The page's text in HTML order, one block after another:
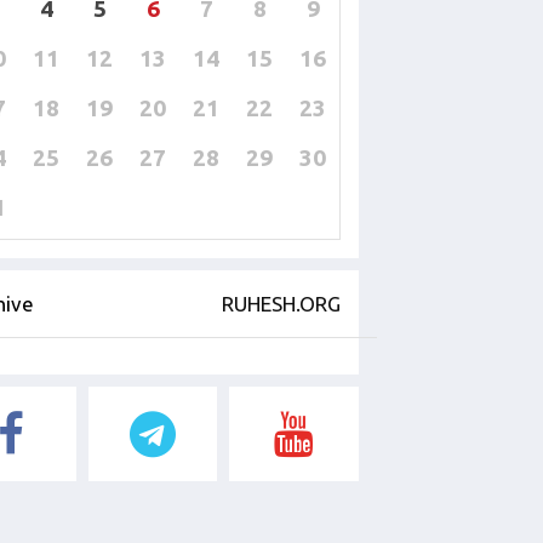
4 5 6 7 8
9
11 12 13 14 15
16
18 19 20 21 22
23
25 26 27 28 29
30
RUHESH.ORG